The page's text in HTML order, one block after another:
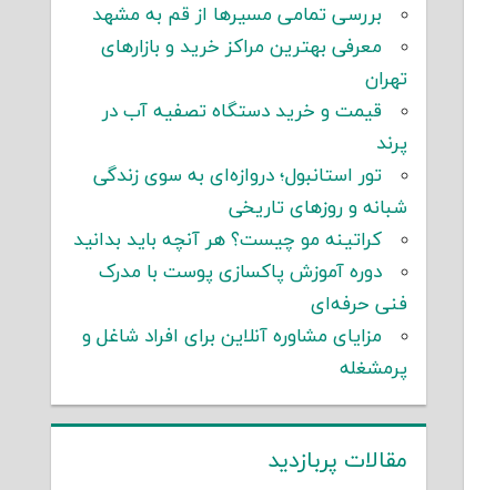
بررسی تمامی مسیرها از قم به مشهد
معرفی بهترین مراکز خرید و بازارهای
تهران
قیمت و خرید دستگاه تصفیه آب در
پرند
تور استانبول؛ دروازه‌ای به سوی زندگی
شبانه و روزهای تاریخی
کراتینه مو چیست؟ هر آنچه باید بدانید
دوره آموزش پاکسازی پوست با مدرک
فنی حرفه‌ای
مزایای مشاوره آنلاین برای افراد شاغل و
پرمشغله
مقالات پربازدید